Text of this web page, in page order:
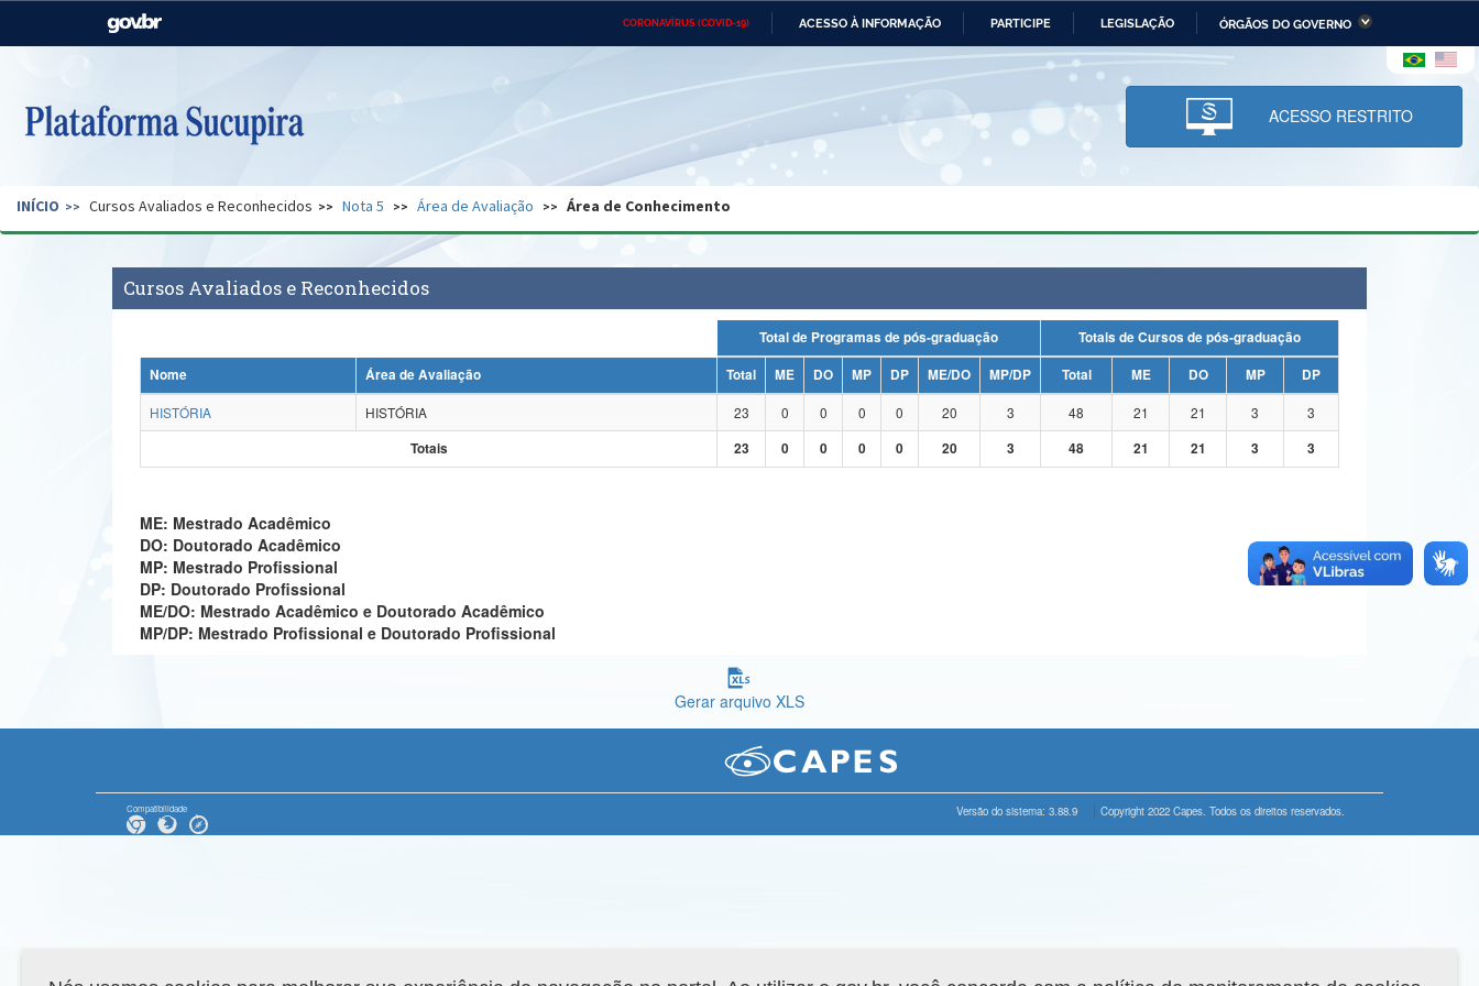
CORONAVÍRUS (COVID-19) ACESSO À INFORMAÇÃO PARTICIPE LEGISLAÇÃO ÓRGÃOS DO GOVERNO
Casa Civil Ministério das Relações Ministério da Economia Ministério da Infraestrutura
Pecuária e Abastecimento
Ministério da Ciência,
Tecnologia, Inovações e
Comunicações
Ministério do Desenvolvimento
Regional e dos Direitos Humanos
Secretaria de Governo Gabinete de Segurança Advocacia-Geral da União Banco Central do Brasil Planalto
ACESSO RESTRITO
INÍCIO Cursos Avaliados e Reconhecidos Nota 5 Área de Avaliação Área de Conhecimento
Cursos Avaliados e Reconhecidos
Total de Programas de pós-graduação
Totais de Cursos de pós-graduação
Nome
Área de Avaliação Total ME DO MP DP ME/DO MP/DP Total ME DO MP
DP
HISTÓRIA
HISTÓRIA 23 0 0 0 0 20 3 48 21 21 3
3
Totais
23 0 0 0 0 20 3 48 21 21 3 3
ME: Mestrado Acadêmico
DO: Doutorado Acadêmico
MP: Mestrado Profissional
DP: Doutorado Profissional
ME/DO: Mestrado Acadêmico e Doutorado Acadêmico
MP/DP: Mestrado Profissional e Doutorado Profissional
Gerar arquivo XLS
Compatibilidade Versão do sistema: 3.88.9 Copyright 2022 Capes. Todos os direitos reservados.